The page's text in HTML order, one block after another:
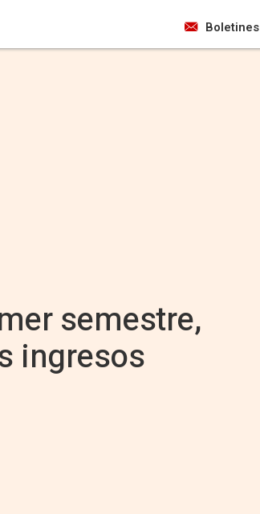
Boletines
semestre,
ingresos